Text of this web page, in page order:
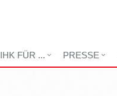
IHK FÜR ... PRESSE